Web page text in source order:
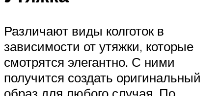
Различают виды колготок в
зависимости от утяжки, которые
смотрятся элегантно. С ними
получится создать оригинальный